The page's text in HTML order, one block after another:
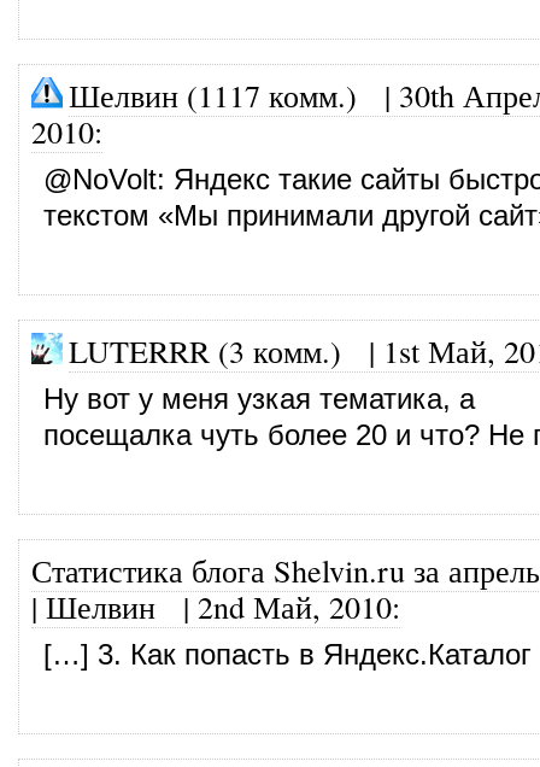
Шелвин (1117 комм.) | 30th
2010:
@NoVolt: Яндекс такие сайты
текстом «Мы принимали другой
LUTERRR (3 комм.) | 1st Май,
Ну вот у меня узкая тематика, а
посещалка чуть более 20 и что? Не
Статистика блога Shelvin.ru за
| Шелвин|2nd Май, 2010:
[…] 3. Как попасть в